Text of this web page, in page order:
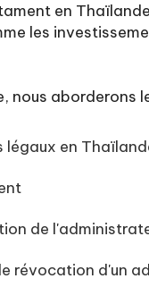
en
les
nous aborderons
légaux en
de
révocation d'un